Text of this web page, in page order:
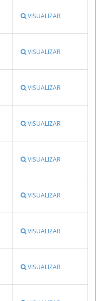
VISUALIZAR
VISUALIZAR
VISUALIZAR
VISUALIZAR
VISUALIZAR
VISUALIZAR
VISUALIZAR
VISUALIZAR